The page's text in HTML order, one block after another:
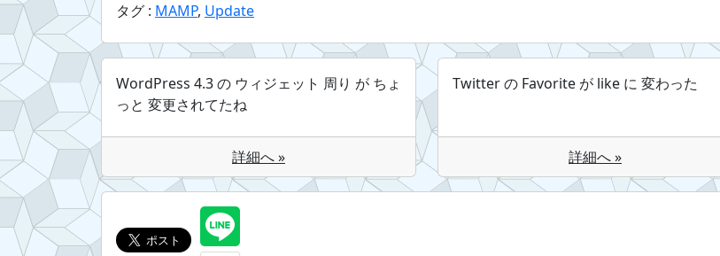
タグ : MAMP, Update
WordPress 4.3 の ウィジェット 周り が ちょ
っと 変更されてたね
詳細へ »
Twitter の Favorite が like に 変わった
詳細へ »